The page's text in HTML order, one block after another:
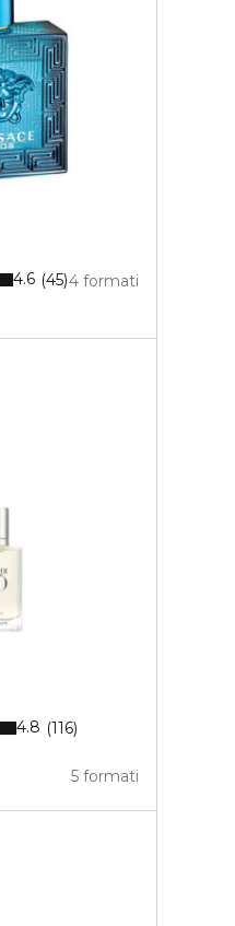
4 formati
4.6 45
5 formati
4.8 116